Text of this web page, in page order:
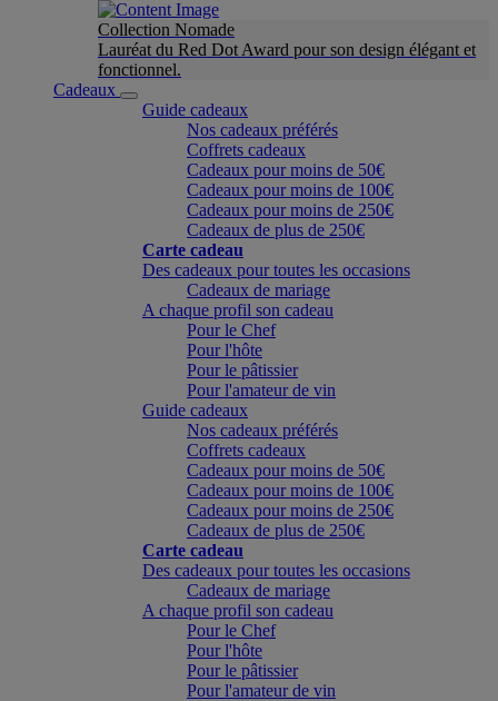
Collection Nomade
Lauréat du Red Dot Award pour son design élégant et
fonctionnel.
Cadeaux
Guide cadeaux
Nos cadeaux préférés
Coffrets cadeaux
Cadeaux pour moins de 50€
Cadeaux pour moins de 100€
Cadeaux pour moins de 250€
Cadeaux de plus de 250€
Carte cadeau
Des cadeaux pour toutes les occasions
Cadeaux de mariage
A chaque profil son cadeau
Pour le Chef
Pour l'hôte
Pour le pâtissier
Pour l'amateur de vin
Guide cadeaux
Nos cadeaux préférés
Coffrets cadeaux
Cadeaux pour moins de 50€
Cadeaux pour moins de 100€
Cadeaux pour moins de 250€
Cadeaux de plus de 250€
Carte cadeau
Des cadeaux pour toutes les occasions
Cadeaux de mariage
A chaque profil son cadeau
Pour le Chef
Pour l'hôte
Pour le pâtissier
Pour l'amateur de vin